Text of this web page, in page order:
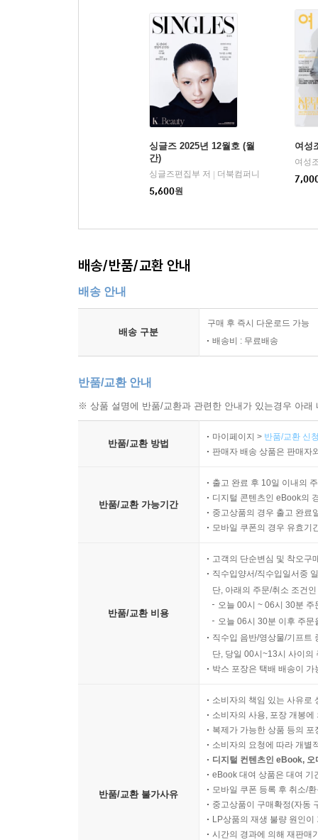
싱글즈 2025년 12월호 (월
간)
싱글즈편집부 저 | 더북컴퍼니
5,600원
여성
여성
배송/반품/교환 안내
배송 안내
배송 구분
구매 후 즉시 다운로드 가능
배송비 : 무료배송
반품/교환 안내
※ 상품 설명에 반품/교환과 관련한 안내가 있는경우 아
반품/교환 방법
마이페이지 > 반품/교환 신
판매자 배송 상품은 판매자
반품/교환 가능기간
출고 완료 후 10일 이내의
디지털 콘텐츠인 eBook의
중고상품의 경우 출고 완료
모바일 쿠폰의 경우 유효기
반품/교환 비용
고객의 단순변심 및 착오구
직수입양서/직수입일서중
단, 아래의 주문/취소 조건
오늘 00시 ~ 06시 30분
오늘 06시 30분 이후 주
직수입 음반/영상물/기프트
단, 당일 00시~13시 사이의
박스 포장은 택배 배송이
반품/교환 불가사유
소비자의 책임 있는 사유로
소비자의 사용, 포장 개봉
복제가 가능한 상품 등의
소비자의 요청에 따라 개별
디지털 컨텐츠인 eBook,
eBook 대여 상품은 대여 기
모바일 쿠폰 등록 후 취소/
중고상품이 구매확정(자동
LP상품의 재생 불량 원인
시간의 경과에 의해 재판매